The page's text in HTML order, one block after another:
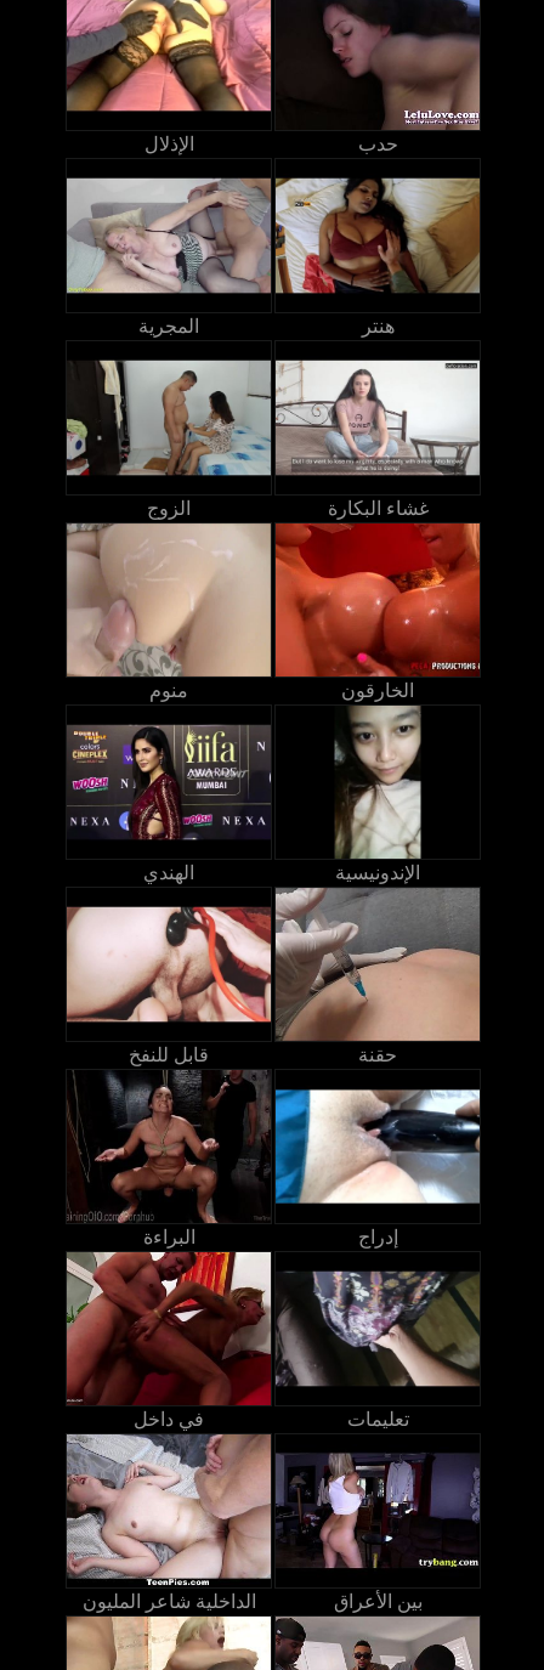
الإذلال حدب
المجرية هنتر
الزوج غشاء البكارة
منوم الخارقون
الهندي الإندونيسية
قابل للنفخ حقنة
البراءة إدراج
في داخل تعليمات
الداخلية شاعر المليون بين الأعراق